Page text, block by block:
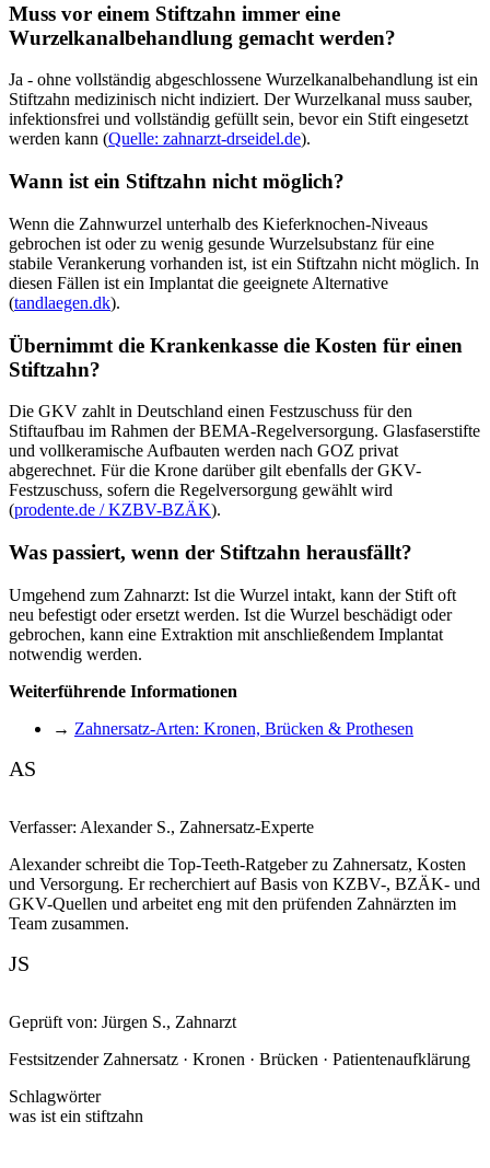
Muss vor einem Stiftzahn immer eine
Wurzelkanalbehandlung gemacht werden?
Ja - ohne vollständig abgeschlossene Wurzelkanalbehandlung ist ein
Stiftzahn medizinisch nicht indiziert. Der Wurzelkanal muss sauber,
infektionsfrei und vollständig gefüllt sein, bevor ein Stift eingesetzt
werden kann (Quelle: zahnarzt-drseidel.de).
Wann ist ein Stiftzahn nicht möglich?
Wenn die Zahnwurzel unterhalb des Kieferknochen-Niveaus
gebrochen ist oder zu wenig gesunde Wurzelsubstanz für eine
stabile Verankerung vorhanden ist, ist ein Stiftzahn nicht möglich. In
diesen Fällen ist ein Implantat die geeignete Alternative
(tandlaegen.dk).
Übernimmt die Krankenkasse die Kosten für einen
Stiftzahn?
Die GKV zahlt in Deutschland einen Festzuschuss für den
Stiftaufbau im Rahmen der BEMA-Regelversorgung. Glasfaserstifte
und vollkeramische Aufbauten werden nach GOZ privat
abgerechnet. Für die Krone darüber gilt ebenfalls der GKV-
Festzuschuss, sofern die Regelversorgung gewählt wird
(prodente.de / KZBV-BZÄK).
Was passiert, wenn der Stiftzahn herausfällt?
Umgehend zum Zahnarzt: Ist die Wurzel intakt, kann der Stift oft
neu befestigt oder ersetzt werden. Ist die Wurzel beschädigt oder
gebrochen, kann eine Extraktion mit anschließendem Implantat
notwendig werden.
Weiterführende Informationen
→ Zahnersatz-Arten: Kronen, Brücken & Prothesen
AS
Verfasser: Alexander S., Zahnersatz-Experte
Alexander schreibt die Top-Teeth-Ratgeber zu Zahnersatz, Kosten
und Versorgung. Er recherchiert auf Basis von KZBV-, BZÄK- und
GKV-Quellen und arbeitet eng mit den prüfenden Zahnärzten im
Team zusammen.
JS
Geprüft von: Jürgen S., Zahnarzt
Festsitzender Zahnersatz · Kronen · Brücken · Patientenaufklärung
Schlagwörter
was ist ein stiftzahn